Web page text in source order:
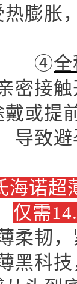
膨胀
④
密接
戴或提
导致
海诺超
仅需
柔韧
黑科